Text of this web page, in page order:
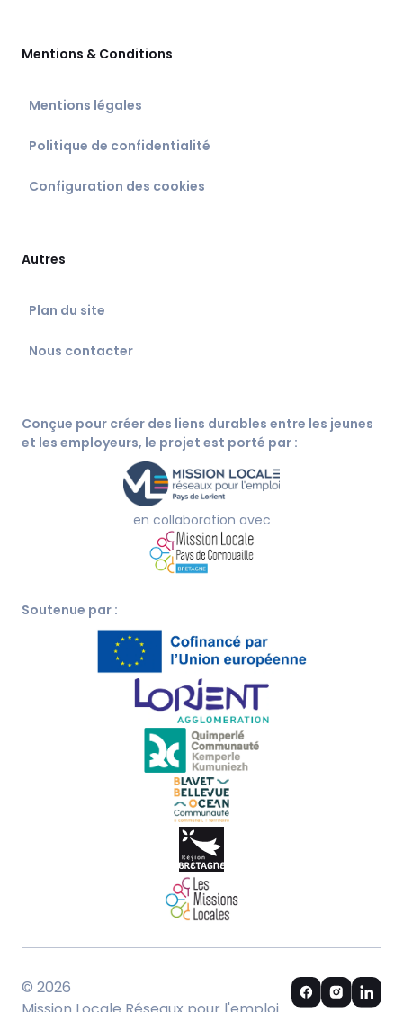
Mentions & Conditions
Mentions légales
Politique de confidentialité
Configuration des cookies
Autres
Plan du site
Nous contacter
Conçue pour créer des liens durables entre les jeunes
et les employeurs, le projet est porté par :
en collaboration avec
Soutenue par :
© 2026